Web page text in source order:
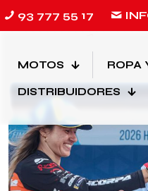
93 777 55 17
MOTOS ROPA
DISTRIBUIDORES